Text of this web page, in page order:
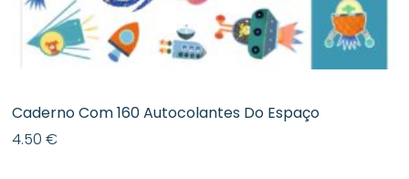
Caderno Com 160 Autocolantes Do Espaço
4.50€